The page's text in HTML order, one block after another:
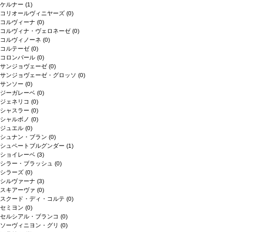
ケルナー (1)
コリオールヴィニヤーズ (0)
コルヴィーナ (0)
コルヴィナ・ヴェロネーゼ (0)
コルヴィノーネ (0)
コルテーゼ (0)
コロンバール (0)
サンジョヴェーゼ (0)
サンジョヴェーゼ・グロッソ (0)
サンソー (0)
ジーガレーベ (0)
ジェネリコ (0)
シャスラー (0)
シャルボノ (0)
ジュエル (0)
シュナン・ブラン (0)
シュペートブルグンダー (1)
ショイレーベ (3)
シラー・ブラッシュ (0)
シラーズ (0)
シルヴァーナ (3)
スキアーヴァ (0)
スクード・ディ・コルテ (0)
セミヨン (0)
セルシアル・ブランコ (0)
ソーヴィニヨン・グリ (0)